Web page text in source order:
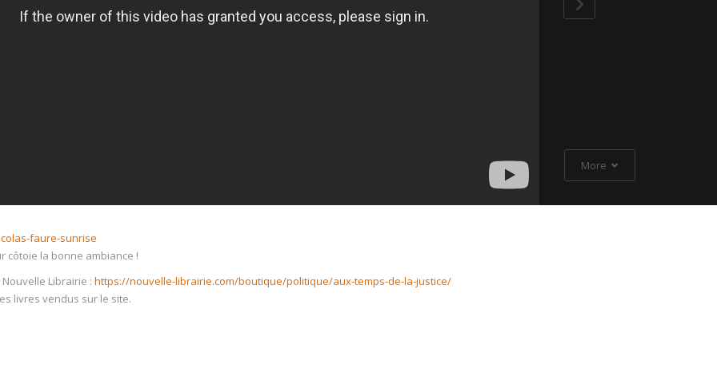
More
faure-sunrise
côtoie la bonne ambiance !
Librairie : https://nouvelle-librairie.com/boutique/politique/aux-temps-de-la-justice/
livres vendus sur le site.